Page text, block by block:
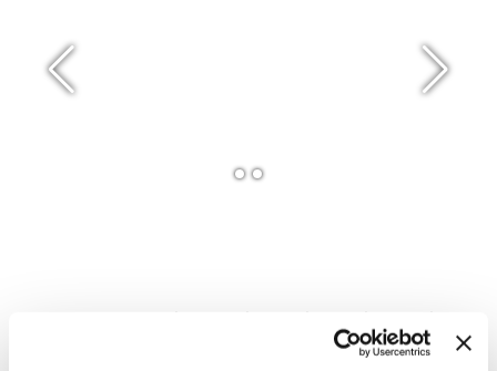
Klinik mit dem Da Vinci Roboter an?